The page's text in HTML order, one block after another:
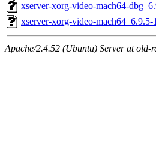
xserver-xorg-video-mach64-
xserver-xorg-video-mach64_6.9.5-
Apache/2.4.52 (Ubuntu) Server at old-